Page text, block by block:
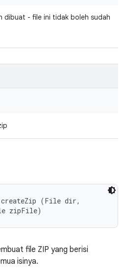
dibuat - file ini tidak boleh sudah
(File dir,
zipFile)
file ZIP yang berisi
isinya.